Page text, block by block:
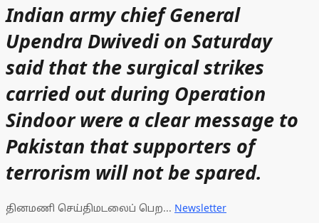
Indian army chief General
Upendra Dwivedi on Saturday
said that the surgical strikes
carried out during Operation
Sindoor were a clear message to
Pakistan that supporters of
terrorism will not be spared.
தினமணி செய்திமடலைப் பெற... Newsletter